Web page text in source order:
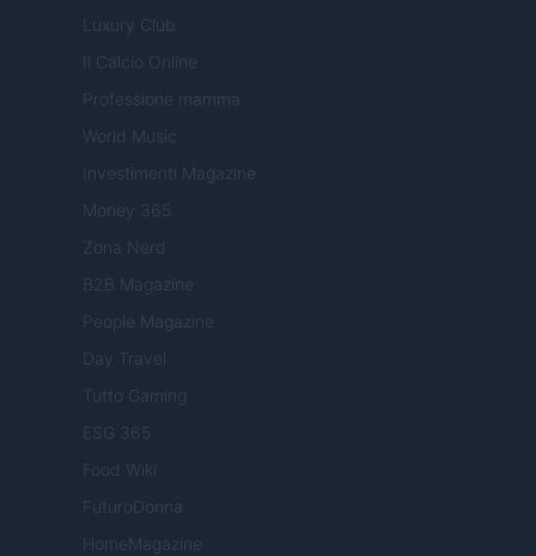
Luxury Club
Il Calcio Online
Professione mamma
World Music
Investimenti Magazine
Money 365
Zona Nerd
B2B Magazine
People Magazine
Day Travel
Tutto Gaming
ESG 365
Food Wiki
FuturoDonna
HomeMagazine